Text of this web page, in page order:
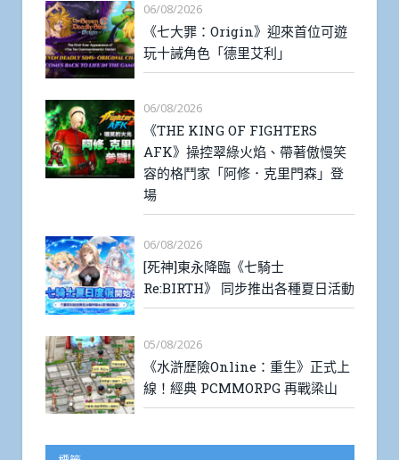
06/08/2026
《七大罪：Origin》迎來首位可遊
玩十誡角色「德里艾利」
06/08/2026
《THE KING OF FIGHTERS
AFK》操控翠綠火焰、帶著傲慢笑
容的格鬥家「阿修．克里門森」登
場
06/08/2026
[死神]東永降臨《七騎士
Re:BIRTH》 同步推出各種夏日活動
05/08/2026
《水滸歷險Online：重生》正式上
線！經典 PCMMORPG 再戰梁山